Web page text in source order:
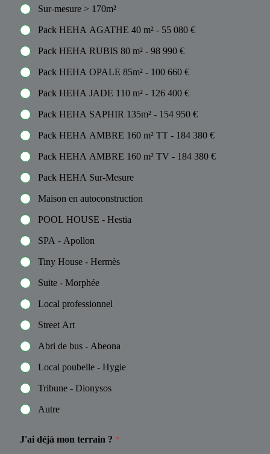
Sur-mesure > 170m²
Pack HEHA AGATHE 40 m² - 55 080 €
Pack HEHA RUBIS 80 m² - 98 990 €
Pack HEHA OPALE 85m² - 100 660 €
Pack HEHA JADE 110 m² - 126 400 €
Pack HEHA SAPHIR 135m² - 154 950 €
Pack HEHA AMBRE 160 m² TT - 184 380 €
Pack HEHA AMBRE 160 m² TV - 184 380 €
Pack HEHA Sur-Mesure
Maison en autoconstruction
POOL HOUSE - Hestia
SPA - Apollon
Tiny House - Hermès
Suite - Morphée
Local professionnel
Street Art
Abri de bus - Abeona
Local poubelle - Hygie
Tribune - Dionysos
Autre
J'ai déjà mon terrain ? *